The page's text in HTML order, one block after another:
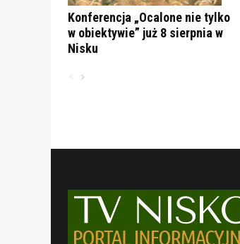
Konferencja „Ocalone nie tylko
w obiektywie” już 8 sierpnia w
Nisku